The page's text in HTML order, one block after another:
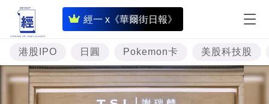
經一 x《華爾街日報》
即
時
財
經
專
港股IPO 日圓 Pokemon卡 美股科技股